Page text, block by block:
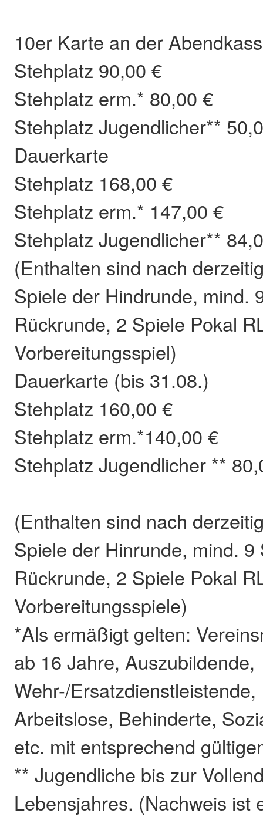
10er Karte an der
Stehplatz 90,00 €
Stehplatz erm.* 80,00 €
Stehplatz Jugendlicher**
Dauerkarte
Stehplatz 168,00 €
Stehplatz erm.* 147,00 €
Stehplatz Jugendlicher**
(Enthalten sind nach
Spiele der Hindrunde, mind.
Rückrunde, 2 Spiele Pokal
Vorbereitungsspiel)
Dauerkarte (bis 31.08.)
Stehplatz 160,00 €
Stehplatz erm.*140,00 €
Stehplatz Jugendlicher **
(Enthalten sind nach
Spiele der Hinrunde, mind. 9
Rückrunde, 2 Spiele Pokal
Vorbereitungsspiele)
*Als ermäßigt gelten:
ab 16 Jahre, Auszubildende,
Wehr-/Ersatzdienstleistende,
Arbeitslose, Behinderte,
etc. mit entsprechend
** Jugendliche bis zur
Lebensjahres. (Nachweis ist